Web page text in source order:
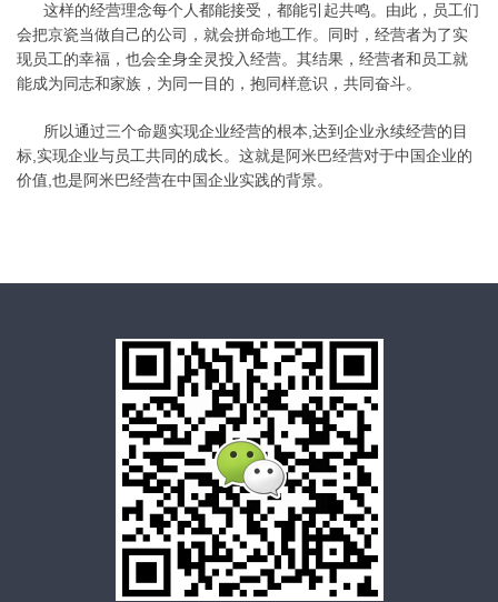
这样的经营理念每个人都能接受，都能引起共鸣。由此，员工们
会把京瓷当做自己的公司，就会拼命地工作。同时，经营者为了实
现员工的幸福，也会全身全灵投入经营。其结果，经营者和员工就
能成为同志和家族，为同一目的，抱同样意识，共同奋斗。
所以通过三个命题实现企业经营的根本,达到企业永续经营的目
标,实现企业与员工共同的成长。这就是阿米巴经营对于中国企业的
价值,也是阿米巴经营在中国企业实践的背景。